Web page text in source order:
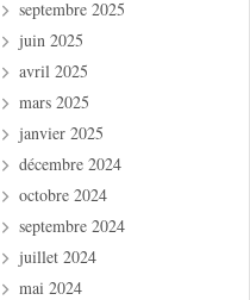
septembre 2025
juin 2025
avril 2025
mars 2025
janvier 2025
décembre 2024
octobre 2024
septembre 2024
juillet 2024
mai 2024